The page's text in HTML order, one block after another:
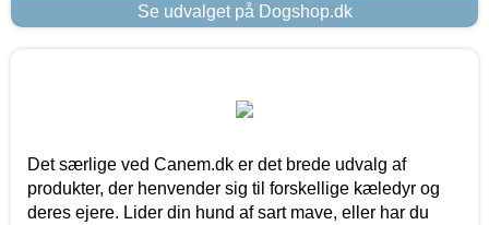
Se udvalget på Dogshop.dk
Det særlige ved Canem.dk er det brede udvalg af
produkter, der henvender sig til forskellige kæledyr og
deres ejere. Lider din hund af sart mave, eller har du